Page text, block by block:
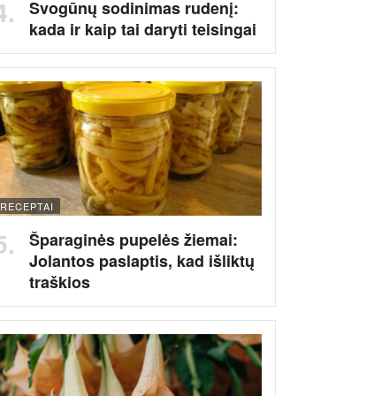
Svogūnų sodinimas rudenį:
kada ir kaip tai daryti teisingai
RECEPTAI
Šparaginės pupelės žiemai:
Jolantos paslaptis, kad išliktų
traškios